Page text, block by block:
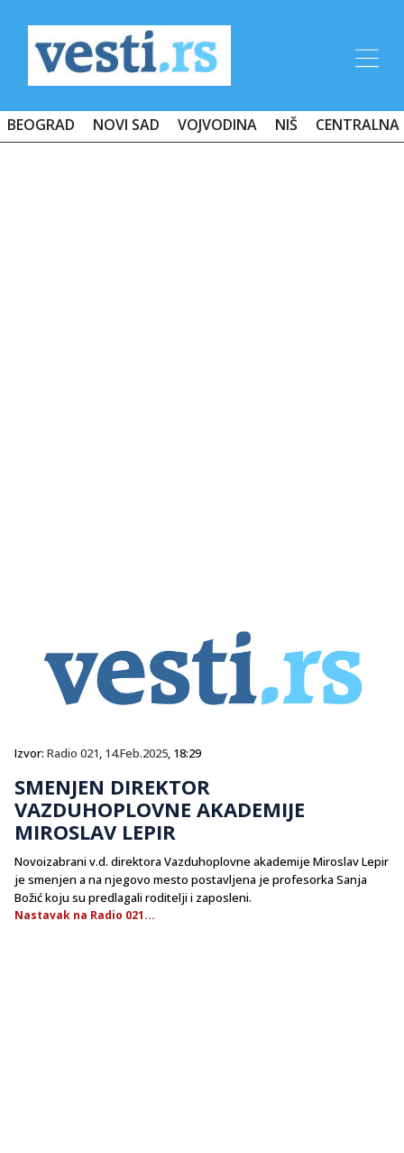
BEOGRAD NOVI SAD VOJVODINA NIŠ CENTRALNA
Izvor: Radio 021, 14.Feb.2025, 18:29
SMENJEN DIREKTOR
VAZDUHOPLOVNE AKADEMIJE
MIROSLAV LEPIR
Novoizabrani v.d. direktora Vazduhoplovne akademije Miroslav Lepir
je smenjen a na njegovo mesto postavljena je profesorka Sanja
Božić koju su predlagali roditelji i zaposleni.
Nastavak na Radio 021...